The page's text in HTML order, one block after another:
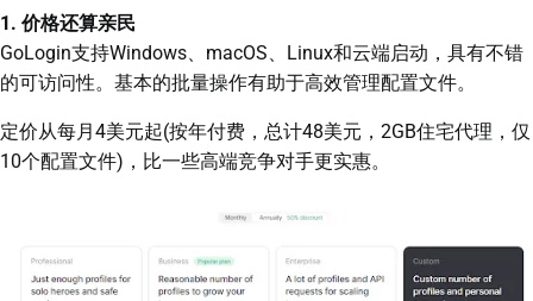
1. 价格还算亲民
GoLogin支持Windows、macOS、Linux和云端启动，具有不错
的可访问性。基本的批量操作有助于高效管理配置文件。
定价从每月4美元起(按年付费，总计48美元，2GB住宅代理，仅
10个配置文件)，比一些高端竞争对手更实惠。